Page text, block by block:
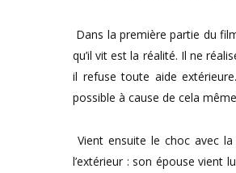
Dans la première partie du
qu’il vit est la réalité. Il ne
il refuse toute aide
possible à cause de cela
Vient ensuite le choc avec
l’extérieur : son épouse vient